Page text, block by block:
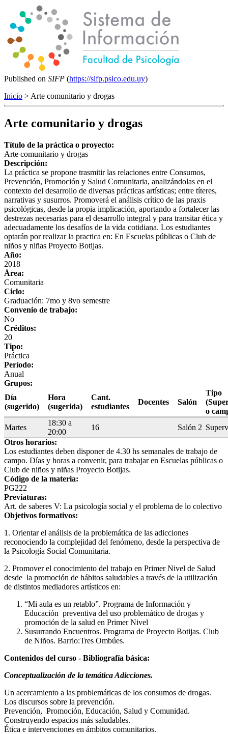
Published on SIFP (https://sifp.psico.edu.uy)
Inicio > Arte comunitario y drogas
Arte comunitario y drogas
Título de la práctica o proyecto:
Arte comunitario y drogas
Descripción:
La práctica se propone trasmitir las relaciones entre Consumos,
Prevención, Promoción y Salud Comunitaria, analizándolas en el
contexto del desarrollo de diversas prácticas artísticas; entre títeres,
narrativas y susurros. Promoverá el análisis crítico de las praxis
psicológicas, desde la propia implicación, aportando a fortalecer las
destrezas necesarias para el desarrollo integral y para transitar ética y
adecuadamente los desafíos de la vida cotidiana. Los estudiantes
optarán por realizar la practica en: En Escuelas públicas o Club de
niños y niñas Proyecto Botijas.
Año:
2018
Área:
Comunitaria
Ciclo:
Graduación: 7mo y 8vo semestre
Convenio de trabajo:
No
Créditos:
20
Tipo:
Práctica
Período:
Anual
Grupos:
Día
(sugerido)
Hora
(sugerida)
Cant.
estudiantes
Docentes Salón
Tipo
o
Martes
18:30 a
20:00
16 Salón 2
Otros horarios:
Los estudiantes deben disponer de 4.30 hs semanales de trabajo de
campo. Días y horas a convenir, para trabajar en Escuelas públicas o
Club de niños y niñas Proyecto Botijas.
Código de la materia:
PG222
Previaturas:
Art. de saberes V: La psicología social y el problema de lo colectivo
Objetivos formativos:
1. Orientar el análisis de la problemática de las adicciones
reconociendo la complejidad del fenómeno, desde la perspectiva de
la Psicología Social Comunitaria.
2. Promover el conocimiento del trabajo en Primer Nivel de Salud
desde la promoción de hábitos saludables a través de la utilización
de distintos mediadores artísticos en:
“Mi aula es un retablo”. Programa de Información y
Educación preventiva del uso problemático de drogas y
promoción de la salud en Primer Nivel
Susurrando Encuentros. Programa de Proyecto Botijas. Club
de Niños. Barrio:Tres Ombúes.
Contenidos del curso - Bibliografía básica:
Conceptualización de la temática Adicciones.
Un acercamiento a las problemáticas de los consumos de drogas.
Los discursos sobre la prevención.
Prevención, Promoción, Educación, Salud y Comunidad.
Construyendo espacios más saludables.
Ética e intervenciones en ámbitos comunitarios.